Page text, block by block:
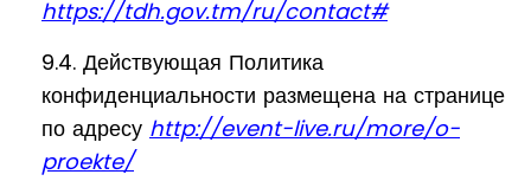
https://tdh.gov.tm/ru/contact#
9.4. Действующая Политика
конфиденциальности размещена на странице
по адресу http://event-live.ru/more/o-
proekte/